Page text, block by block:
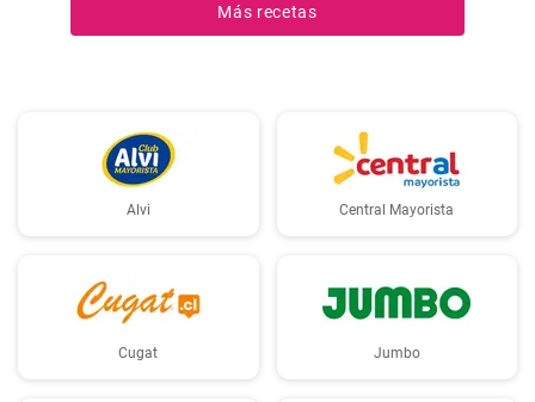
Más recetas
Alvi Central Mayorista
Cugat Jumbo